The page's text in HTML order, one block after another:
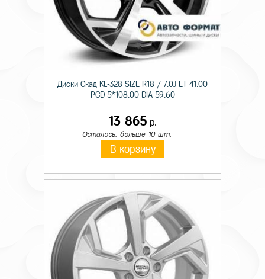
Диски Скад KL-328 SIZE R18 / 7.0J ET 41.00
PCD 5*108.00 DIA 59.60
13 865р.
Осталось: больше 10 шт.
В корзину